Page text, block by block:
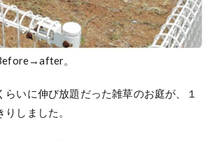
。
らいに伸び放題だった雑草のお庭が、１
しました。